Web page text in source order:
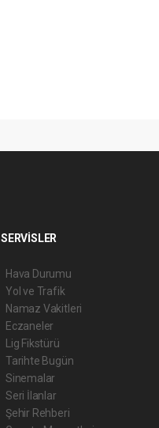
SERVİSLER
Hava Durumu
Yol ve Trafik
Namaz Vakitleri
Eczaneler
Lig Fikstürü
Tarihte Bugün
Sinemalar
Seri İlanlar
Şehir Rehberi